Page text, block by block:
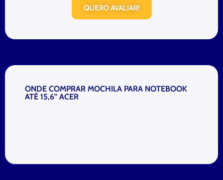
QUERO AVALIAR!
ONDE COMPRAR MOCHILA PARA NOTEBOOK
ATÉ 15,6” ACER